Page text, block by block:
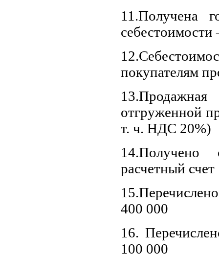
11.Получена
себестоимости
покупателям
отгруженной
т. ч. НДС 20%)
14.Получено
расчетный
400 000
16.
100 000